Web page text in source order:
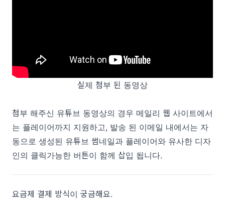
실제 첨부 된 동영상
첨부 해주신 유튜브 동영상의 경우 메일리 웹 사이트에서
는 플레이어까지 지원하고, 발송 된 이메일 내에서는 자
동으로 생성된 유튜브 썸네일과 플레이어와 유사한 디자
인의 클릭가능한 버튼이 함께 삽입 됩니다.
요금제 결제 방식이 궁금해요.